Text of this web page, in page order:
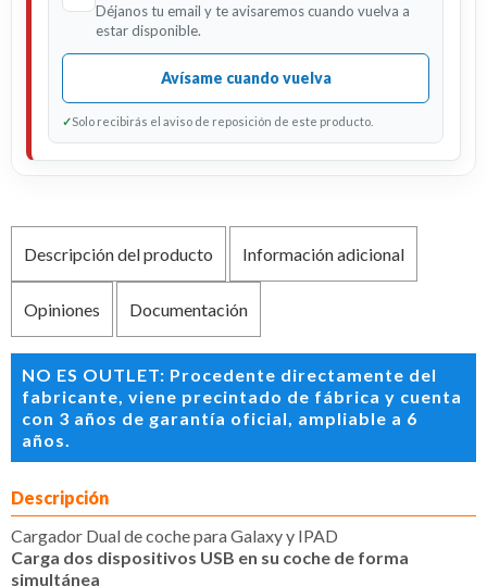
Déjanos tu email y te avisaremos cuando vuelva a
estar disponible.
Avísame cuando vuelva
✓Solo recibirás el aviso de reposición de este producto.
Descripción del producto Información adicional
Opiniones Documentación
NO ES OUTLET: Procedente directamente del
fabricante, viene precintado de fábrica y cuenta
con 3 años de garantía oficial, ampliable a 6
años.
Descripción
Cargador Dual de coche para Galaxy y IPAD
Carga dos dispositivos USB en su coche de forma
simultánea